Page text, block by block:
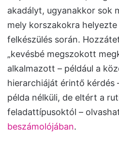
akadályt, ugyanakkor sok
mely korszakokra
felkészülés során.
„kevésbé megszokott
alkalmazott – például a
hierarchiáját érintő kérdés
példa nélküli, de eltért a
feladattípusoktól –
beszámolójában.